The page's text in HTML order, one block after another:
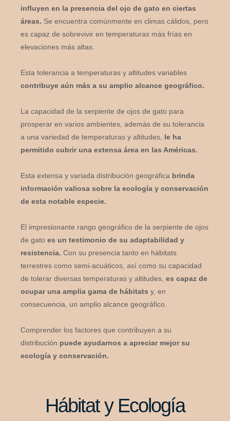
influyen en la presencia del ojo de gato en ciertas
áreas. Se encuentra comúnmente en climas cálidos, pero
es capaz de sobrevivir en temperaturas más frías en
elevaciones más altas.
Esta tolerancia a temperaturas y altitudes variables
contribuye aún más a su amplio alcance geográfico.
La capacidad de la serpiente de ojos de gato para
prosperar en varios ambientes, además de su tolerancia
a una variedad de temperaturas y altitudes, le ha
permitido cubrir una extensa área en las Américas.
Esta extensa y variada distribución geográfica brinda
información valiosa sobre la ecología y conservación
de esta notable especie.
El impresionante rango geográfico de la serpiente de ojos
de gato es un testimonio de su adaptabilidad y
resistencia. Con su presencia tanto en hábitats
terrestres como semi-acuáticos, así como su capacidad
de tolerar diversas temperaturas y altitudes, es capaz de
ocupar una amplia gama de hábitats y, en
consecuencia, un amplio alcance geográfico.
Comprender los factores que contribuyen a su
distribución puede ayudarnos a apreciar mejor su
ecología y conservación.
Hábitat y Ecología